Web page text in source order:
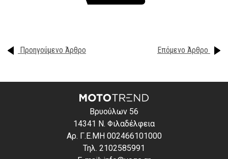
Προηγούμενο Άρθρο Επόμενο Άρθρο
Βρυούλων 56
14341 Ν. Φιλαδέλφεια
Αρ. Γ.Ε.ΜΗ 002466101000
Τηλ. 2102585991